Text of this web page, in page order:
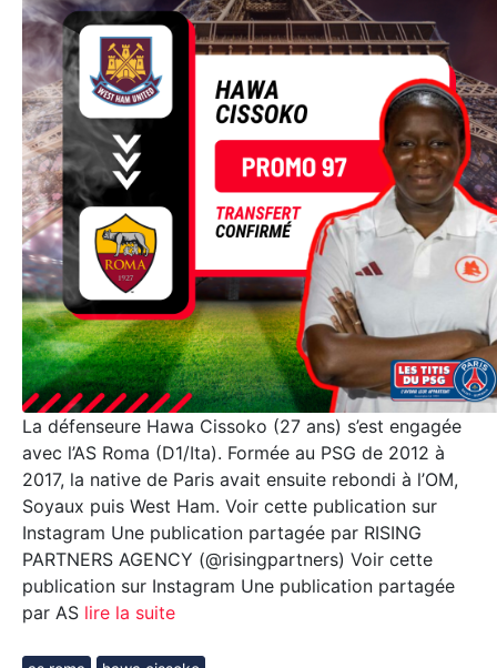
La défenseure Hawa Cissoko (27 ans) s’est engagée
avec l’AS Roma (D1/Ita). Formée au PSG de 2012 à
2017, la native de Paris avait ensuite rebondi à l’OM,
Soyaux puis West Ham. Voir cette publication sur
Instagram Une publication partagée par RISING
PARTNERS AGENCY (@risingpartners) Voir cette
publication sur Instagram Une publication partagée
par AS lire la suite